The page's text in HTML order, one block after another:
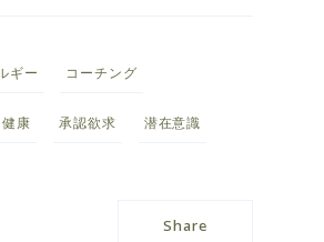
ギー コーチング
健康 承認欲求 潜在意識
Share